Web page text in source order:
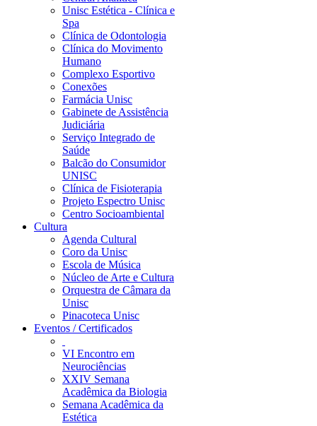
Unisc Estética - Clínica e
Spa
Clínica de Odontologia
Clínica do Movimento
Humano
Complexo Esportivo
Conexões
Farmácia Unisc
Gabinete de Assistência
Judiciária
Serviço Integrado de
Saúde
Balcão do Consumidor
UNISC
Clínica de Fisioterapia
Projeto Espectro Unisc
Centro Socioambiental
Cultura
Agenda Cultural
Coro da Unisc
Escola de Música
Núcleo de Arte e Cultura
Orquestra de Câmara da
Unisc
Pinacoteca Unisc
Eventos / Certificados
VI Encontro em
Neurociências
XXIV Semana
Acadêmica da Biologia
Semana Acadêmica da
Estética